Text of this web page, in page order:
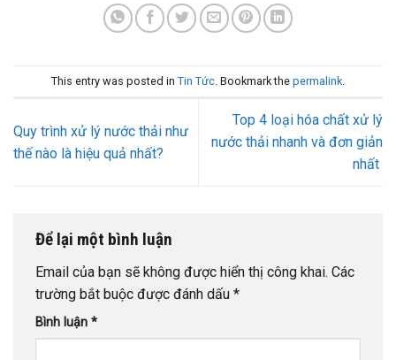
This entry was posted in Tin Tức . Bookmark the permalink
Quy trình xử lý nước thải như
thế nào là hiệu quả nhất?
Top 4 loại hóa chất xử lý
nước thải nhanh và đơn giản
nhất
Để lại một bình luận
Email của bạn sẽ không được hiển thị công khai. Các
trường bắt buộc được đánh dấu *
Bình luận *